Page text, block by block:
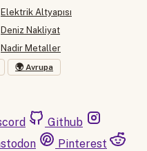
Elektrik Altyapısı
Deniz Nakliyat
Nadir Metaller
🌍 Avrupa
Github
Pinterest